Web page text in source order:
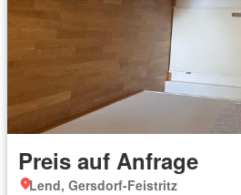
Preis auf Anfrage
Lend, Gersdorf-Feistritz